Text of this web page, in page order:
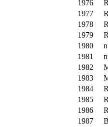
1976
1977
1978
1979
1980
1981
1982
1983
1984
1985
1986
1987